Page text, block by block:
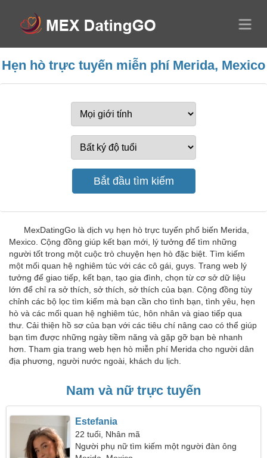
Hẹn hò trực tuyến miễn phí Merida, Mexico
MexDatingGo là dịch vụ hẹn hò trực tuyến phổ biến Merida,
Mexico. Cộng đồng giúp kết bạn mới, lý tưởng để tìm những
người tốt trong một cuộc trò chuyện hẹn hò đặc biệt. Tìm kiếm
một mối quan hệ nghiêm túc với các cô gái, guys. Trang web lý
tưởng để giao tiếp, kết bạn, tạo gia đình, chọn từ cơ sở dữ liệu
lớn để chỉ ra sở thích, sở thích, sở thích của bạn. Cộng đồng tùy
chỉnh các bộ lọc tìm kiếm mà bạn cần cho tình bạn, tình yêu, hẹn
hò và các mối quan hệ nghiêm túc, hôn nhân và giao tiếp qua
thư. Cải thiện hồ sơ của bạn với các tiêu chí nâng cao có thể giúp
bạn tìm được những ngày tiềm năng và gặp gỡ bạn bè nhanh
hơn. Tham gia trang web hẹn hò miễn phí Merida cho người dân
địa phương, người nước ngoài, khách du lịch.
Nam và nữ trực tuyến
Estefania
22 tuổi, Nhân mã
Người phụ nữ tìm kiếm một người đàn ông